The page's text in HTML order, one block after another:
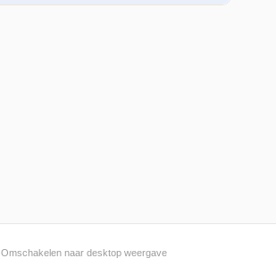
Omschakelen naar desktop weergave